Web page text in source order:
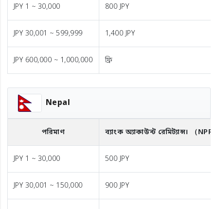
JPY 1 ~ 30,000 800 JPY
JPY 30,001 ~ 599,999 1,400 JPY
JPY 600,000 ~ 1,000,000 ফ্রি
Nepal
পরিমাণ ব্যাংক অ্যাকাউন্ট রেমিট্যান্স। （NPR
JPY 1 ~ 30,000 500 JPY
JPY 30,001 ~ 150,000 900 JPY